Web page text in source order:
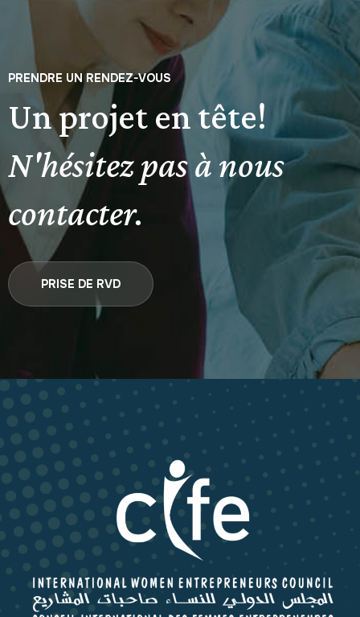
PRENDRE UN RENDEZ-VOUS
Un projet en tête!
N'hésitez pas à nous
contacter.
PRISE DE RVD